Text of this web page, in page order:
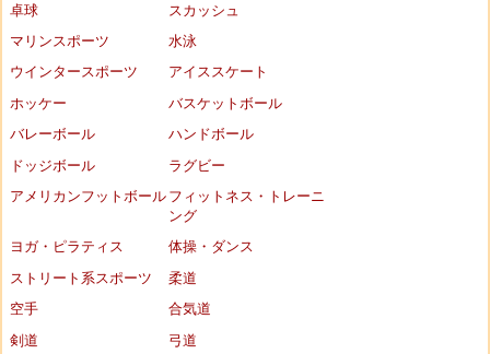
卓球
スカッシュ
マリンスポーツ
水泳
ウインタースポーツ
アイススケート
ホッケー
バスケットボール
バレーボール
ハンドボール
ドッジボール
ラグビー
アメリカンフットボール フィットネス・トレーニ
ング
ヨガ・ピラティス
体操・ダンス
ストリート系スポーツ
柔道
空手
合気道
剣道
弓道